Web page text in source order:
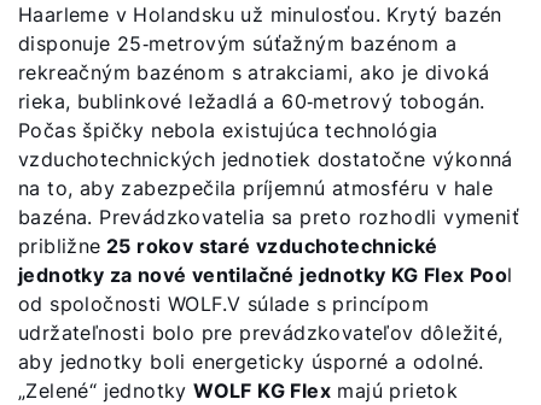
Haarleme v Holandsku už minulosťou. Krytý bazén
disponuje 25‑metrovým súťažným bazénom a
rekreačným bazénom s atrakciami, ako je divoká
rieka, bublinkové ležadlá a 60‑metrový tobogán.
Počas špičky nebola existujúca technológia
vzduchotechnických jednotiek dostatočne výkonná
na to, aby zabezpečila príjemnú atmosféru v hale
bazéna. Prevádzkovatelia sa preto rozhodli vymeniť
približne 25 rokov staré vzduchotechnické
jednotky za nové ventilačné jednotky KG Flex Pool
od spoločnosti WOLF.V súlade s princípom
udržateľnosti bolo pre prevádzkovateľov dôležité,
aby jednotky boli energeticky úsporné a odolné.
„Zelené“ jednotkyWOLF KG Flex majú prietok